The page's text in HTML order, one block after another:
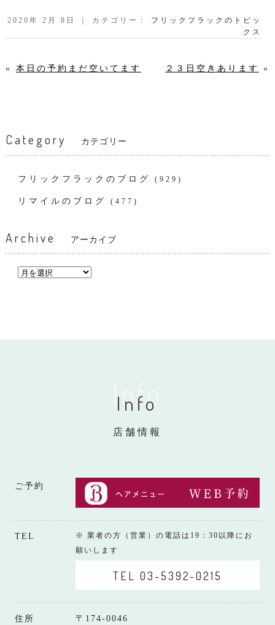
2020年 2月 8日 ｜ カテゴリー： フリックフラックのトピッ
クス
« 本日の予約まだ空いてます ２３日空きあります »
Category カテゴリー
フリックフラックのブログ (929)
リマイルのブログ (477)
Archive アーカイブ
Info
Info
店舗情報
ご予約
TEL
※ 業者の方（営業）の電話は19：30以降にお
願いします
TEL 03-5392-0215
住所 〒174-0046